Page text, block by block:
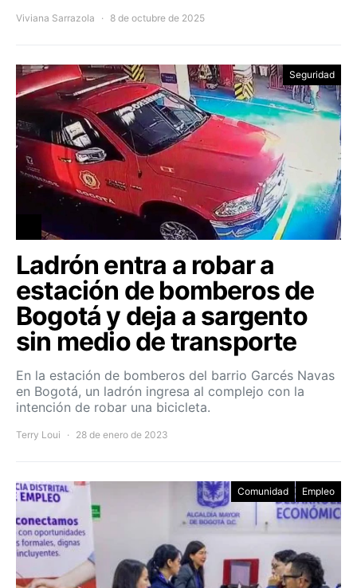
Viviana Sarrazola 8 de octubre de 2025
Seguridad
Ladrón entra a robar a
estación de bomberos de
Bogotá y deja a sargento
sin medio de transporte
En la estación de bomberos del barrio Garcés Navas
en Bogotá, un ladrón ingresa al complejo con la
intención de robar una bicicleta.
Terry Loui 28 de enero de 2023
Comunidad Empleo